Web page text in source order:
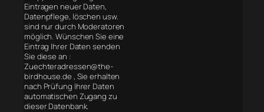
Eintragen neuer Daten,
Datenpflege, löschen usw.
sind nur durch Moderatoren
möglich. Wünschen Sie eine
Eintrag Ihrer Daten senden
Sie diese an :
Zuechteradressen@the-
birdhouse.de , Sie erhalten
nach Prüfung Ihrer Daten
automatischen Zugang zu
dieser Datenbank.